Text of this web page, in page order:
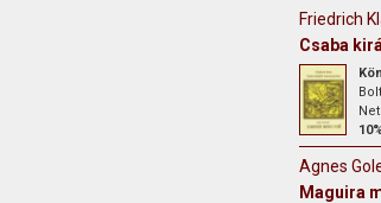
Friedrich
Csaba
Agnes
Maguira